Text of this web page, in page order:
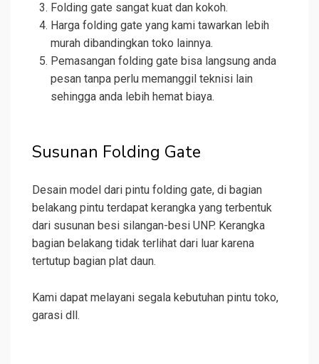
Folding gate sangat kuat dan kokoh.
Harga folding gate yang kami tawarkan lebih
murah dibandingkan toko lainnya.
Pemasangan folding gate bisa langsung anda
pesan tanpa perlu memanggil teknisi lain
sehingga anda lebih hemat biaya.
Susunan Folding Gate
Desain model dari pintu folding gate, di bagian
belakang pintu terdapat kerangka yang terbentuk
dari susunan besi silangan-besi UNP. Kerangka
bagian belakang tidak terlihat dari luar karena
tertutup bagian plat daun.
Kami dapat melayani segala kebutuhan pintu toko,
garasi dll.